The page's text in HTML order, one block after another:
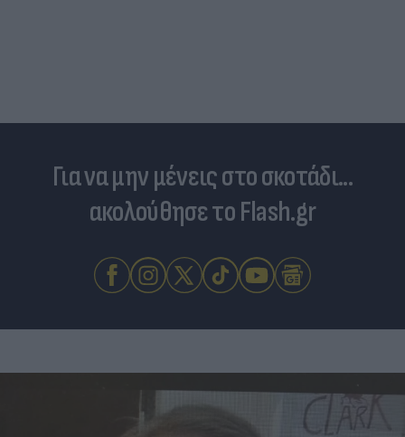
Για να μην μένεις στο σκοτάδι...
ακολούθησε το Flash.gr